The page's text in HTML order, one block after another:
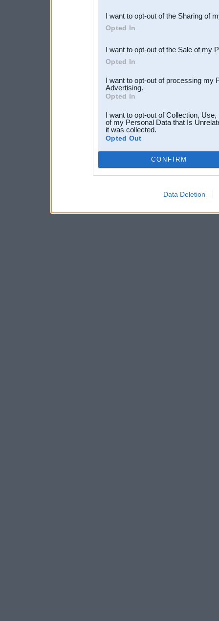
Downstream Participants
third parties.
I want to opt-out of the Sharing of
Opted In
I want to opt-out of the Sale of my
Opted In
I want to opt-out of processing my
Advertising.
Opted In
I want to opt-out of Collection,
of my Personal Data that Is
it was collected.
Opted Out
CONFIRM
Data Deletion